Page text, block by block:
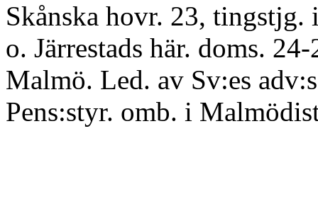
Skånska hovr. 23, tingstjg.
o. Järrestads här. doms.
Malmö. Led. av Sv:es
Pens:styr. omb. i